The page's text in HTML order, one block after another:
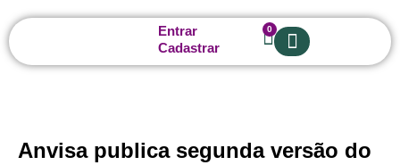
Entrar
Cadastrar
0
Anvisa publica segunda versão do